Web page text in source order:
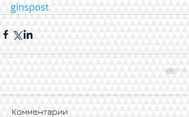
ginspost
Комментарии